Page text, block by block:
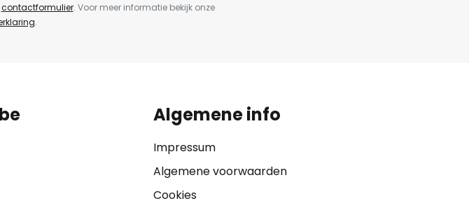
contactformulier. Voor meer informatie bekijk onze
.
Algemene info
Impressum
Algemene voorwaarden
Cookies